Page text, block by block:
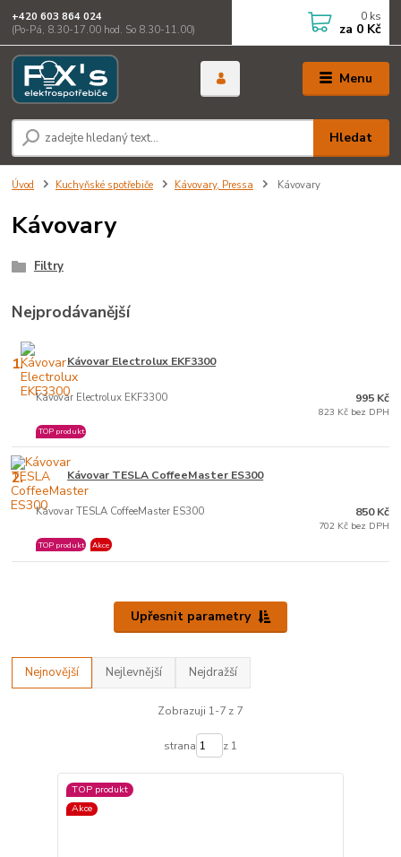
Menu
Hledat
+420 603 864 024
(Po-Pá, 8.30-17.00 hod. So 8.30-11.00)
0 ks
za 0 Kč
Úvod Kuchyňské spotřebiče Kávovary, Pressa Kávovary
Kávovary
Filtry
Nejprodávanější
1. Kávovar Electrolux EKF3300
Kávovar Electrolux EKF3300
TOP produkt
995 Kč
823 Kč bez DPH
2. Kávovar TESLA CoffeeMaster ES300
Kávovar TESLA CoffeeMaster ES300
TOP produkt Akce
850 Kč
702 Kč bez DPH
Upřesnit parametry
Nejnovější Nejlevnější Nejdražší
Zobrazuji 1-7 z 7
strana z 1
TOP produkt
Akce